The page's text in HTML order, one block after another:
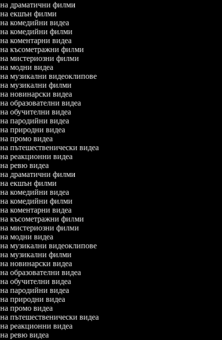
на драматични филми
на екшън филми
на комедийни видеа
на комедийни филми
на коментарни видеа
на късометражни филми
на мистериозни филми
на модни видеа
на музикални видеоклипове
на музикални филми
на новинарски видеа
на образователни видеа
на обучителни видеа
на пародийни видеа
на природни видеа
на промо видеа
на пътешественически видеа
на реакционни видеа
на ревю видеа
на драматични филми
на екшън филми
на комедийни видеа
на комедийни филми
на коментарни видеа
на късометражни филми
на мистериозни филми
на модни видеа
на музикални видеоклипове
на музикални филми
на новинарски видеа
на образователни видеа
на обучителни видеа
на пародийни видеа
на природни видеа
на промо видеа
на пътешественически видеа
на реакционни видеа
на ревю видеа